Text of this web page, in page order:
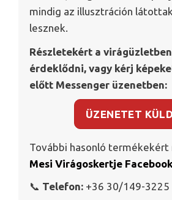
mindig az illusztráción
lesznek.
Részletekért a
érdeklődni, vagy kérj
előtt Messenger üzenetben:
ÜZENETET
További hasonló termékekért
Mesi Virágoskertje Facebook
📞 Telefon: +36 30/149-3225